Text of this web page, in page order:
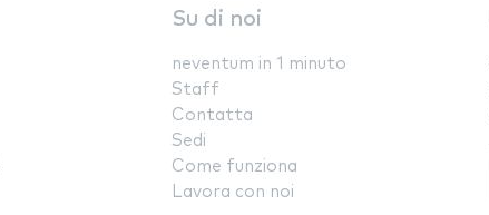
Su di noi
neventum in 1 minuto
Staff
Contatta
Sedi
Come funziona
Lavora con noi